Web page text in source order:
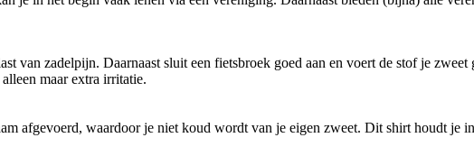
van zadelpijn. Daarnaast sluit een fietsbroek goed aan en voert de stof je
maar extra irritatie.
afgevoerd, waardoor je niet koud wordt van je eigen zweet. Dit shirt houdt je